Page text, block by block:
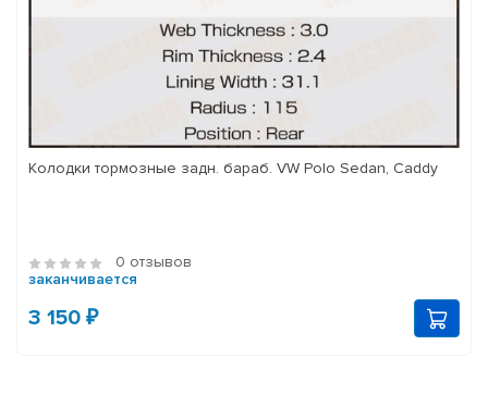
Колодки тормозные задн. бараб. VW Polo Sedan, Caddy
0 отзывов
заканчивается
3 150 ₽